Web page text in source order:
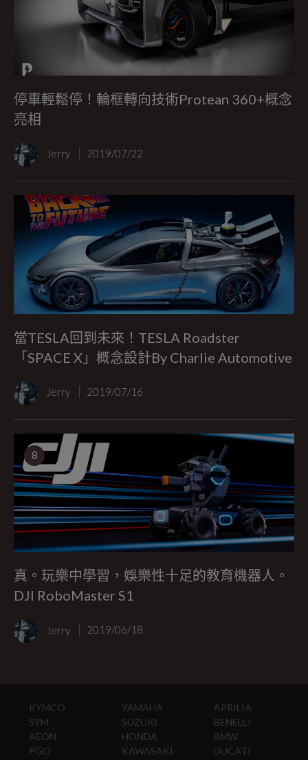
停車輕鬆停！輪框轉向技術Protean 360+概念
亮相
Jerry 2019/07/22
當TESLA回到未來！TESLA Roadster
「SPACE X」概念設計By Charlie Automotive
Jerry 2019/07/16
8
真。玩樂中學習，娛樂性十足的教育機器人。
DJI RoboMaster S1
Jerry 2019/06/18
KYMCO
SYM
AEON
PGO
YAMAHA
SUZUKI
HONDA
KAWASAKI
APRILIA
BENELLI
BMW
DUCATI